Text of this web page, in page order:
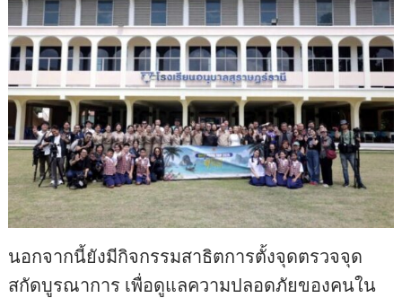
นอกจากนี้ยังมีกิจกรรมสาธิตการตั้งจุดตรวจจุด
สกัดบูรณาการ เพื่อดูแลความปลอดภัยของคนใน